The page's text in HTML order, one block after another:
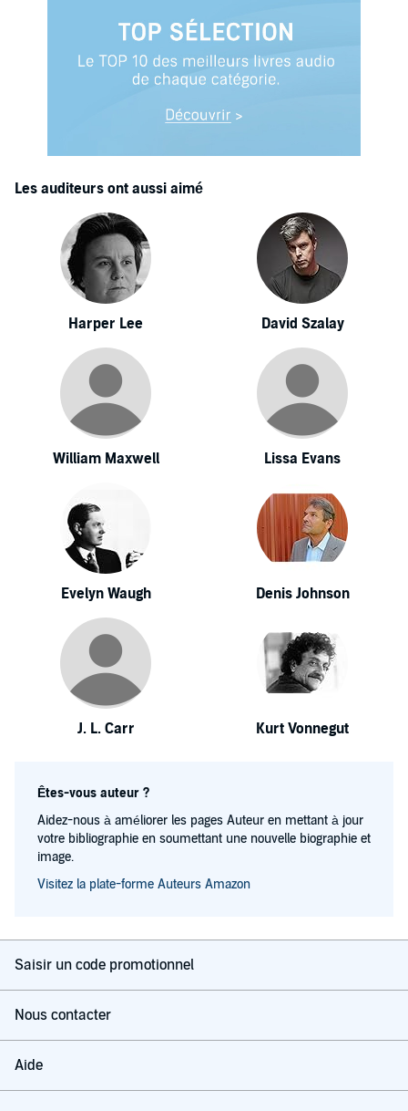
Les auditeurs ont aussi aimé
Harper Lee David Szalay
William Maxwell Lissa Evans
Evelyn Waugh Denis Johnson
J. L. Carr Kurt Vonnegut
Êtes-vous auteur ?
Aidez-nous à améliorer les pages Auteur en mettant à jour
votre bibliographie en soumettant une nouvelle biographie et
image.
Visitez la plate-forme Auteurs Amazon
Saisir un code promotionnel
Nous contacter
Aide